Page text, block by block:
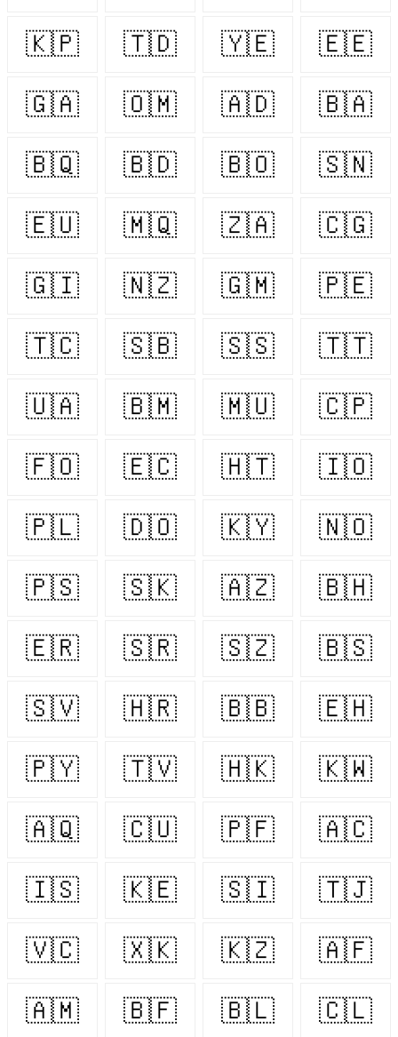
🇰🇵 🇹🇩 🇾🇪 🇪🇪
🇬🇦 🇴🇲 🇦🇩 🇧🇦
🇧🇶 🇧🇩 🇧🇴 🇸🇳
🇪🇺 🇲🇶 🇿🇦 🇨🇬
🇬🇮 🇳🇿 🇬🇲 🇵🇪
🇹🇨 🇸🇧 🇸🇸 🇹🇹
🇺🇦 🇧🇲 🇲🇺 🇨🇵
🇫🇴 🇪🇨 🇭🇹 🇮🇴
🇵🇱 🇩🇴 🇰🇾 🇳🇴
🇵🇸 🇸🇰 🇦🇿 🇧🇭
🇪🇷 🇸🇷 🇸🇿 🇧🇸
🇸🇻 🇭🇷 🇧🇧 🇪🇭
🇵🇾 🇹🇻 🇭🇰 🇰🇼
🇦🇶 🇨🇺 🇵🇫 🇦🇨
🇮🇸 🇰🇪 🇸🇮 🇹🇯
🇻🇨 🇽🇰 🇰🇿 🇦🇫
🇦🇲 🇧🇫 🇧🇱 🇨🇱